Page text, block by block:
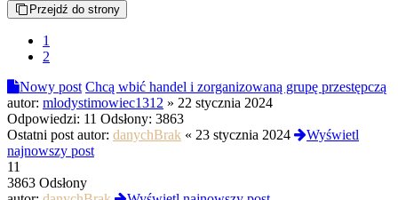
Przejdź do strony
1
2
Nowy post Chcą wbić handel i zorganizowaną grupę przestępczą
autor: mlodystimowiec1312 » 22 stycznia 2024
Odpowiedzi: 11 Odsłony: 3863
Ostatni post autor: danychBrak « 23 stycznia 2024
Wyświetl
najnowszy post
11
3863 Odsłony